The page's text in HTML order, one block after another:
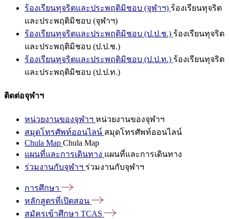
ร้องเรียนทุจริตและประพฤติมิชอบ (จุฬาฯ) ร้องเรียนทุจริต
และประพฤติมิชอบ (จุฬาฯ)
ร้องเรียนทุจริตและประพฤติมิชอบ (ป.ป.ช.) ร้องเรียนทุจริต
และประพฤติมิชอบ (ป.ป.ช.)
ร้องเรียนทุจริตและประพฤติมิชอบ (ป.ป.ท.) ร้องเรียนทุจริต
และประพฤติมิชอบ (ป.ป.ท.)
ติดต่อจุฬาฯ
หน่วยงานของจุฬาฯ หน่วยงานของจุฬาฯ
สมุดโทรศัพท์ออนไลน์ สมุดโทรศัพท์ออนไลน์
Chula Map Chula Map
แผนที่และการเดินทาง แผนที่และการเดินทาง
ร่วมงานกับจุฬาฯ ร่วมงานกับจุฬาฯ
การศึกษา
หลักสูตรที่เปิดสอน
สมัครเข้าศึกษา TCAS